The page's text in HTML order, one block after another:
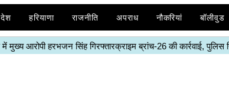
देश हरियाणा राजनीति अपराध नौकरियां बॉलीवुड